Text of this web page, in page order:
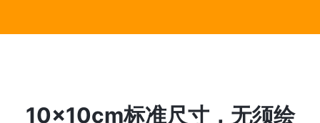
10x10cm标准尺寸，无须绘